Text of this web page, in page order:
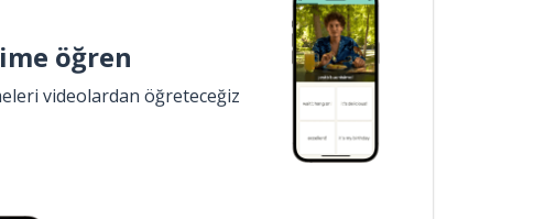
öğren
videolardan öğreteceğiz